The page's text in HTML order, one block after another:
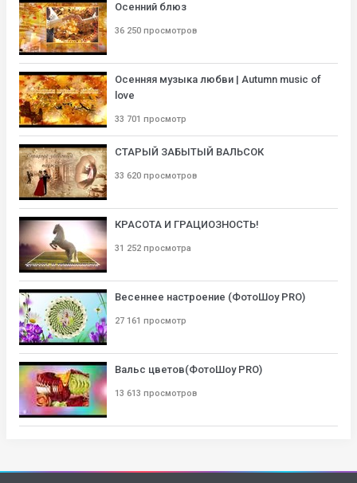
Осенний блюз
36 250 просмотров
Осенняя музыка любви | Autumn music of
love
33 701 просмотр
СТАРЫЙ ЗАБЫТЫЙ ВАЛЬСОК
33 620 просмотров
КРАСОТА И ГРАЦИОЗНОСТЬ!
31 252 просмотра
Весеннее настроение (ФотоШоу PRO)
27 161 просмотр
Вальс цветов(ФотоШоу PRO)
13 613 просмотров